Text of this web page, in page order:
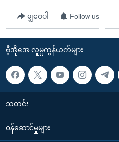
မျှဝေပါ Follow us
ဗွီအိုအေ လူမှုကွန်ယက်များ
သတင်း
၀န်ဆောင်မှုများ